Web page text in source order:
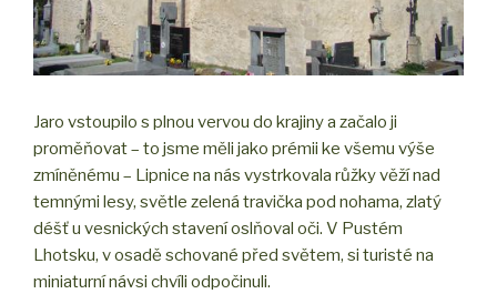
Jaro vstoupilo s plnou vervou do krajiny a začalo ji
proměňovat – to jsme měli jako prémii ke všemu výše
zmíněnému – Lipnice na nás vystrkovala růžky věží nad
temnými lesy, světle zelená travička pod nohama, zlatý
déšť u vesnických stavení oslňoval oči. V Pustém
Lhotsku, v osadě schované před světem, si turisté na
miniaturní návsi chvíli odpočinuli.